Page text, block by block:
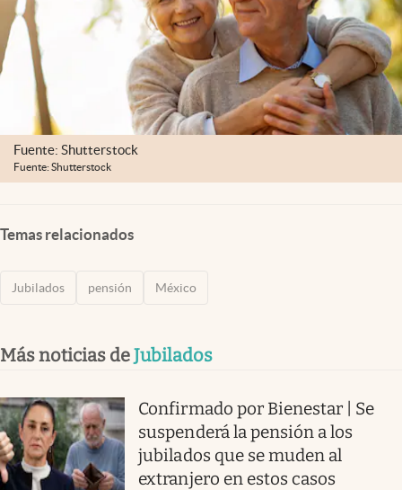
Fuente: Shutterstock
Fuente: Shutterstock
Temas relacionados
Jubilados pensión México
Más noticias deJubilados
Confirmado por Bienestar | Se
suspenderá la pensión a los
jubilados que se muden al
extranjero en estos casos